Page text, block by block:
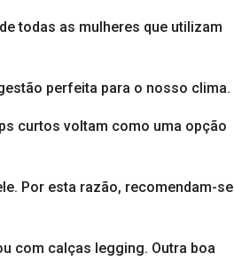
de todas as mulheres que utilizam
perfeita para o nosso clima.
curtos voltam como uma opção
Por esta razão, recomendam-se
com calças legging. Outra boa